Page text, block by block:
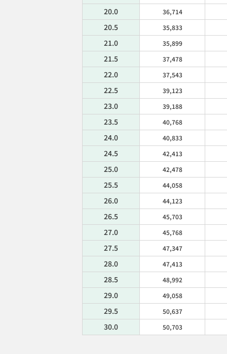
20.0 36,714
20.5 35,833
21.0 35,899
21.5 37,478
22.0 37,543
22.5 39,123
23.0 39,188
23.5 40,768
24.0 40,833
24.5 42,413
25.0 42,478
25.5 44,058
26.0 44,123
26.5 45,703
27.0 45,768
27.5 47,347
28.0 47,413
28.5 48,992
29.0 49,058
29.5 50,637
30.0 50,703